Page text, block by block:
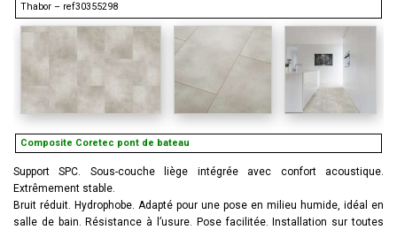
Thabor – ref30355298
Composite Coretec pont de bateau
Support SPC. Sous-couche liège intégrée avec confort acoustique.
Extrêmement stable.
Bruit réduit. Hydrophobe. Adapté pour une pose en milieu humide, idéal en
salle de bain. Résistance à l’usure. Pose facilitée. Installation sur toutes